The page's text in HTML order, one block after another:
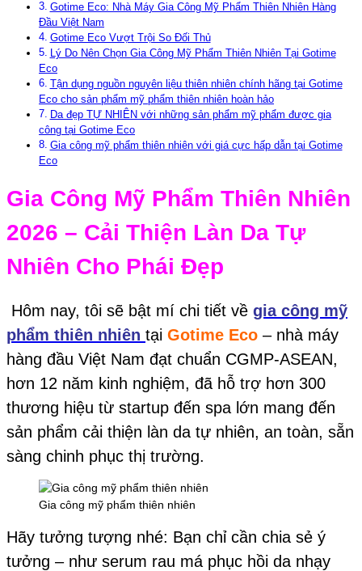
Gotime Eco: Nhà Máy Gia Công Mỹ Phẩm Thiên Nhiên Hàng
Đầu Việt Nam
Gotime Eco Vượt Trội So Đối Thủ
Lý Do Nên Chọn Gia Công Mỹ Phẩm Thiên Nhiên Tại Gotime
Eco
Tận dụng nguồn nguyên liệu thiên nhiên chính hãng tại Gotime
Eco cho sản phẩm mỹ phẩm thiên nhiên hoàn hảo
Da đẹp TỰ NHIÊN với những sản phẩm mỹ phẩm được gia
công tại Gotime Eco
Gia công mỹ phẩm thiên nhiên với giá cực hấp dẫn tại Gotime
Eco
Gia Công Mỹ Phẩm Thiên Nhiên
2026 – Cải Thiện Làn Da Tự
Nhiên Cho Phái Đẹp
Hôm nay, tôi sẽ bật mí chi tiết về gia công mỹ
phẩm thiên nhiên tại Gotime Eco – nhà máy
hàng đầu Việt Nam đạt chuẩn CGMP-ASEAN,
hơn 12 năm kinh nghiệm, đã hỗ trợ hơn 300
thương hiệu từ startup đến spa lớn mang đến
sản phẩm cải thiện làn da tự nhiên, an toàn, sẵn
sàng chinh phục thị trường.
Gia công mỹ phẩm thiên nhiên
Hãy tưởng tượng nhé: Bạn chỉ cần chia sẻ ý
tưởng – như serum rau má phục hồi da nhạy